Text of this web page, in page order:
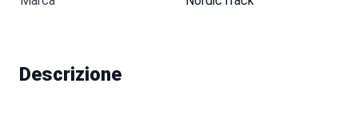
Descrizione